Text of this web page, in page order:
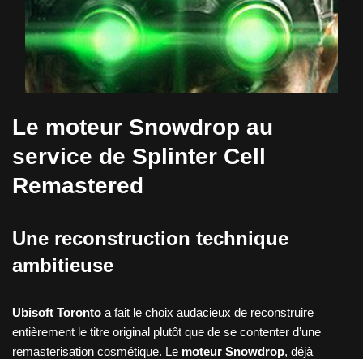
Le moteur Snowdrop au
service de Splinter Cell
Remastered
Une reconstruction technique
ambitieuse
Ubisoft Toronto a fait le choix audacieux de reconstruire
entièrement le titre original plutôt que de se contenter d’une
remasterisation cosmétique. Le moteur Snowdrop, déjà